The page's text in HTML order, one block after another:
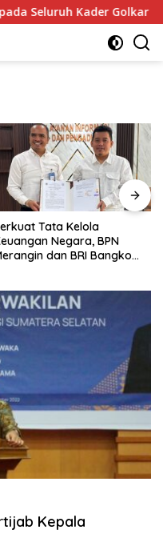
Kader Golkar
Pegadaian Kanwil III
Sumbagsel Perkuat
Implementasi
Kepala